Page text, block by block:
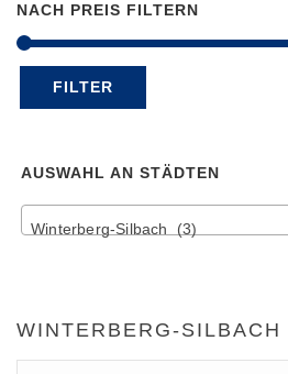
WINTERBERG-SILBACH
NACH PREIS FILTERN
FILTER
AUSWAHL AN STÄDTEN
Winterberg-Silbach (3)